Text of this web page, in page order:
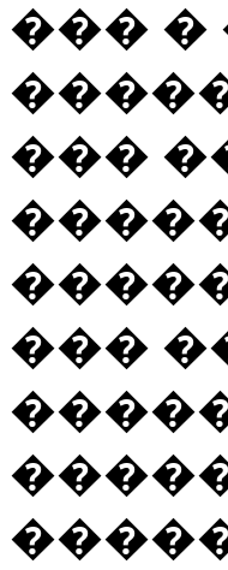
��� �
���
���